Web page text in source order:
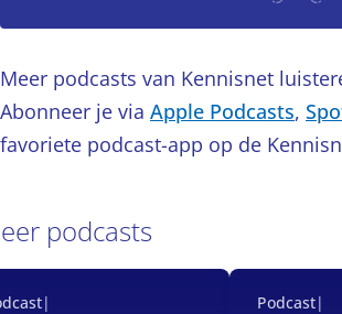
Meer podcasts van Kennisnet
Abonneer je via Apple Podcasts,
favoriete podcast-app op de
podcasts
|
Podcast|